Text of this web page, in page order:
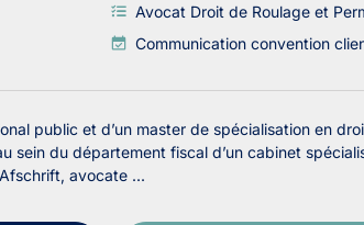
Avocat Droit de Roulage et
Communication convention
public et d’un master de spécialisation en
sein du département fiscal d’un cabinet
avocate ...